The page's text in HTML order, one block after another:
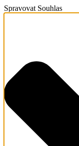
Spravovat Souhlas